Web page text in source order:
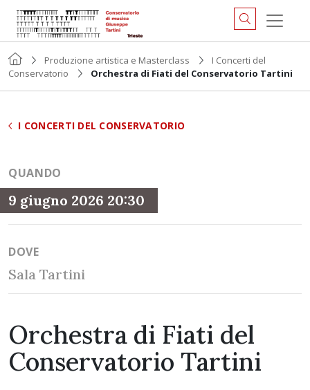
Produzione artistica e Masterclass
I Concerti del
Conservatorio
Orchestra di Fiati del Conservatorio Tartini
I CONCERTI DEL CONSERVATORIO
QUANDO
9 giugno 2026 20:30
DOVE
Sala Tartini
Orchestra di Fiati del
Conservatorio Tartini